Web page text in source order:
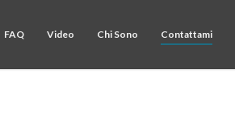
FAQ Video Chi Sono Contattami